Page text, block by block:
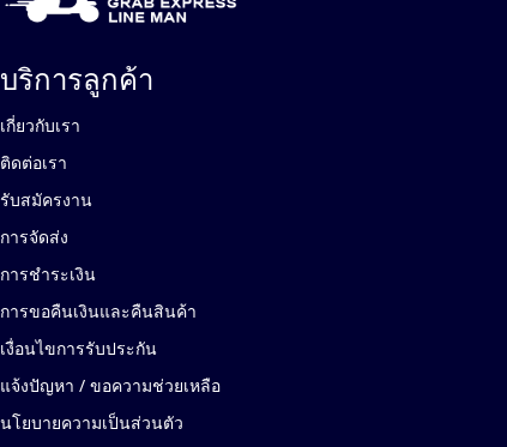
บริการลูกค้า
เกี่ยวกับเรา
ติดต่อเรา
รับสมัครงาน
การจัดส่ง
การชำระเงิน
การขอคืนเงินและคืนสินค้า
เงื่อนไขการรับประกัน
แจ้งปัญหา / ขอความช่วยเหลือ
นโยบายความเป็นส่วนตัว